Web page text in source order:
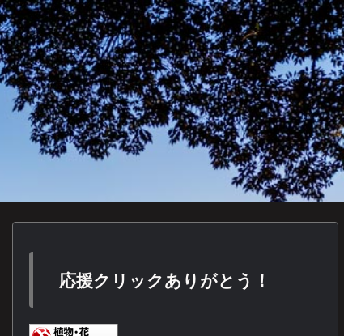
応援クリックありがとう！